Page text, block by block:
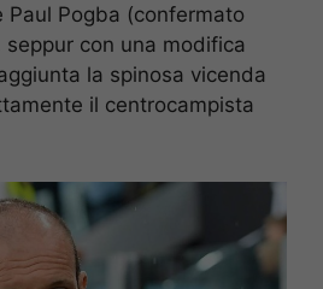
Pogba (confermato
con una modifica
la spinosa vicenda
il centrocampista